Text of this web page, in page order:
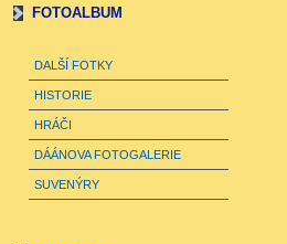
FOTOALBUM
DALŠÍ FOTKY
HISTORIE
HRÁČI
DÁÁNOVA FOTOGALERIE
SUVENÝRY